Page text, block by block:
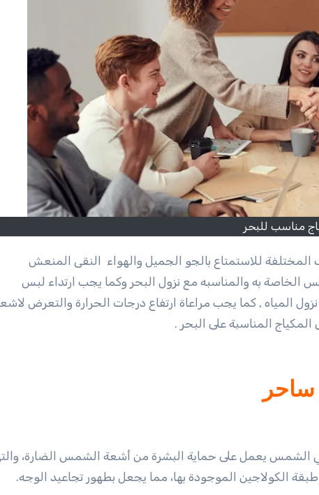
مناسب للبحر
الخاصة به والمناسبه مع نزول البحر وكما يجب ارتداء لبس
المياه , كما يجب مراعاة ارتفاع درجات الحرارة والتعرض
المناسبة على البحر .
يعمل على حماية البشرة من أشعة الشمس الضارة،
الكولاجين الموجودة بها، مما يجعل بطهور تجاعيد الوجه.